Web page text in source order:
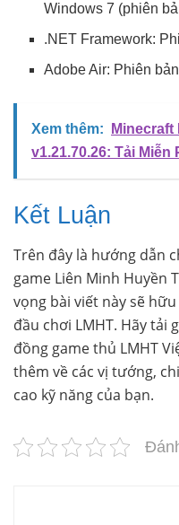
Windows 7 (phiên
.NET Framework:
Adobe Air: Phiên
Xem thêm:
Minecraft
v1.21.70.26: Tải
Kết Luận
Trên đây là hướng dẫn
game Liên Minh Huyền
vọng bài viết này sẽ
đầu chơi LMHT. Hãy tải
đồng game thủ LMHT
thêm về các vị tướng,
cao kỹ năng của bạn.